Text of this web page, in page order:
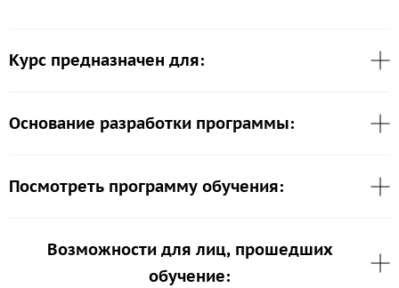
Курс предназначен для:
Основание разработки программы:
Посмотреть программу обучения:
Возможности для лиц, прошедших
обучение: